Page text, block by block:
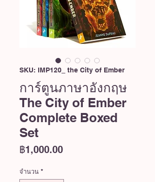
SKU: IMP120_ the City of Ember
การ์ตูนภาษาอังกฤษ
The City of Ember
Complete Boxed
Set
฿1,000.00ราคา
จำนวน *